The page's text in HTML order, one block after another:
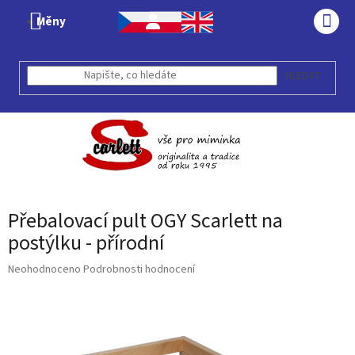
Měny
HLEDAT
Přebalovací pult OGY Scarlett na
postýlku - přírodní
Průměrné
Neohodnoceno Podrobnosti hodnocení